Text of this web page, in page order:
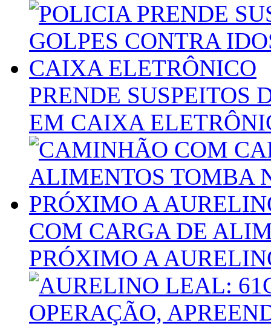
PRENDE SUSPEITOS
EM CAIXA
COM CARGA DE
PRÓXIMO A